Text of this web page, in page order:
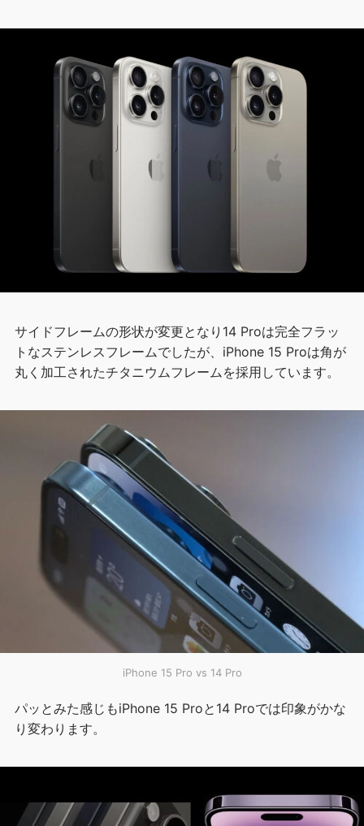
サイドフレームの形状が変更となり14 Proは完全フラッ
トなステンレスフレームでしたが、iPhone 15 Proは角が
丸く加工されたチタニウムフレームを採用しています。
iPhone 15 Pro vs 14 Pro
パッとみた感じもiPhone 15 Proと14 Proでは印象がかな
り変わります。